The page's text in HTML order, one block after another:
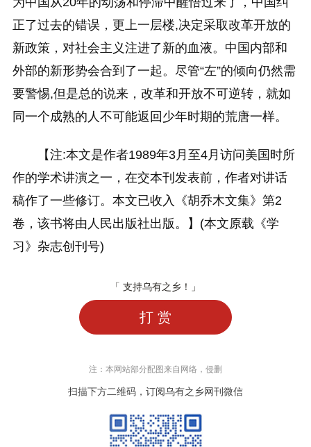
正了过去的错误，更上一层楼,决定采取改革开放的
新政策，对社会主义注进了新的血液。中国内部和
外部的新形势会合到了一起。尽管“左”的倾向仍然需
要警惕,但是总的说来，改革和开放不可逆转，就如
同一个成熟的人不可能返回少年时期的荒唐一样。
【注:本文是作者1989年3月至4月访问美国时所
作的学术讲演之一，在交本刊发表前，作者对讲话
稿作了一些修订。本文已收入《胡乔木文集》第2
卷，该书将由人民出版社出版。】(本文原载《学
习》杂志创刊号)
「 支持乌有之乡！」
打 赏
注：本网站部分配图来自网络，侵删
扫描下方二维码，订阅乌有之乡网刊微信